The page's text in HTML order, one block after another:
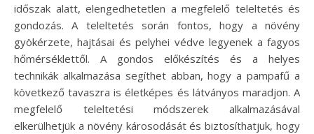
időszak alatt, elengedhetetlen a megfelelő teleltetés és
gondozás. A teleltetés során fontos, hogy a növény
gyökérzete, hajtásai és pelyhei védve legyenek a fagyos
hőmérséklettől. A gondos előkészítés és a helyes
technikák alkalmazása segíthet abban, hogy a pampafű a
következő tavaszra is életképes és látványos maradjon. A
megfelelő teleltetési módszerek alkalmazásával
elkerülhetjük a növény károsodását és biztosíthatjuk, hogy